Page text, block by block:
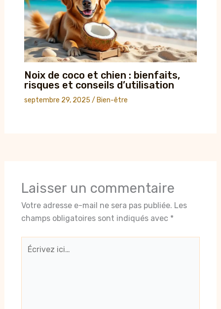
Noix de coco et chien : bienfaits,
risques et conseils d’utilisation
septembre 29, 2025 / Bien-être
Laisser un commentaire
Votre adresse e-mail ne sera pas publiée. Les
champs obligatoires sont indiqués avec *
Écrivez
ici…